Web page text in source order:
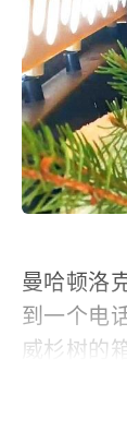
曼哈顿洛
到一个电
威杉树的
丈夫是负
货物时发